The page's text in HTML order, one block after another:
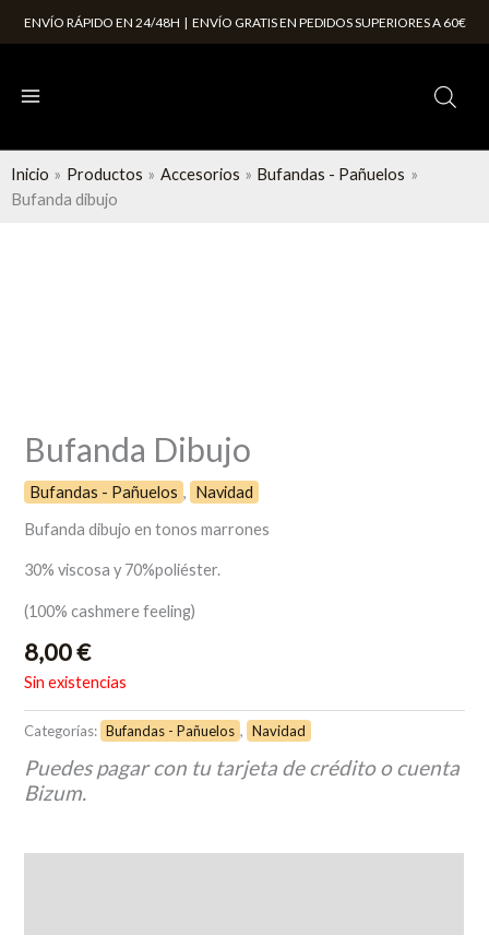
ENVÍO RÁPIDO EN 24/48H | ENVÍO GRATIS EN PEDIDOS SUPERIORES A 60€
Inicio Productos Accesorios
Bufandas - Pañuelos
Bufanda dibujo
Bufanda Dibujo
Bufandas - Pañuelos , Navidad
Bufanda dibujo en tonos marrones
30% viscosa y 70%poliéster.
(100% cashmere feeling)
8,00€
Sin existencias
Categorías: Bufandas - Pañuelos , Navidad
Puedes pagar con tu tarjeta de crédito o cuenta
Bizum.